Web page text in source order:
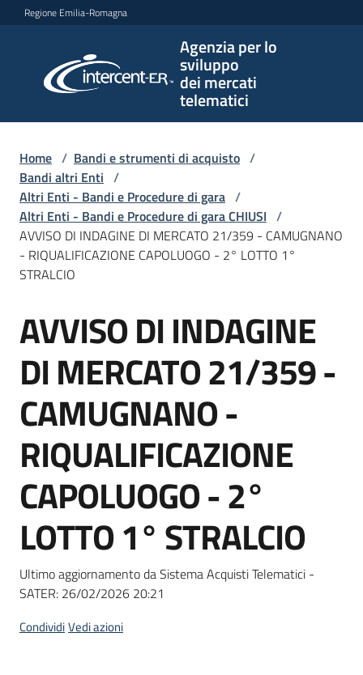
Vai al contenuto
Vai alla navigazione
Vai al footer
Regione Emilia-Romagna
Agenzia per lo
sviluppo
dei mercati
telematici
per lo
sviluppo
telematici
L'Agenzia
e
strumenti
acquisto
Supporto
Piattaforme
telematiche
Home / Bandi e strumenti di acquisto /
Bandi altri Enti /
Altri Enti - Bandi e Procedure di gara /
Altri Enti - Bandi e Procedure di gara CHIUSI /
AVVISO DI INDAGINE DI MERCATO 21/359 - CAMUGNANO
- RIQUALIFICAZIONE CAPOLUOGO - 2° LOTTO 1°
STRALCIO
Salta al contenuto
AVVISO DI INDAGINE
DI MERCATO 21/359 -
CAMUGNANO -
RIQUALIFICAZIONE
CAPOLUOGO - 2°
LOTTO 1° STRALCIO
Ultimo aggiornamento da Sistema Acquisti Telematici -
SATER: 26/02/2026 20:21
CondividiVedi azioni